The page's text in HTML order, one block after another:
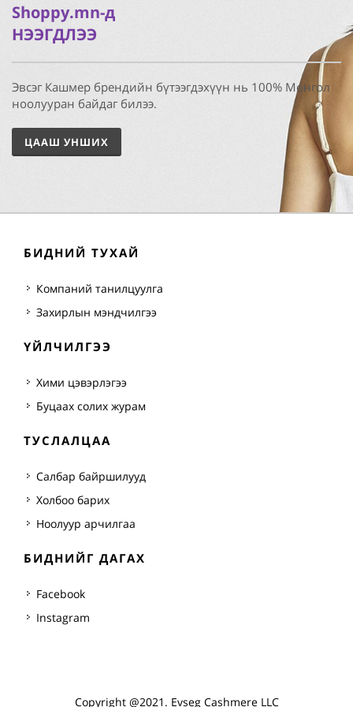
Shoppy.mn-д
НЭЭГДЛЭЭ
Эвсэг Кашмер брендийн бүтээгдэхүүн нь 100% Монгол
ноолууран байдаг билээ.
ЦААШ УНШИХ
БИДНИЙ ТУХАЙ
Компаний танилцуулга
Захирлын мэндчилгээ
ҮЙЛЧИЛГЭЭ
Хими цэвэрлэгээ
Буцаах солих журам
ТУСЛАЛЦАА
Салбар байршилууд
Холбоо барих
Ноолуур арчилгаа
БИДНИЙГ ДАГАХ
Facebook
Instagram
Copyright @2021. Evseg Cashmere LLC